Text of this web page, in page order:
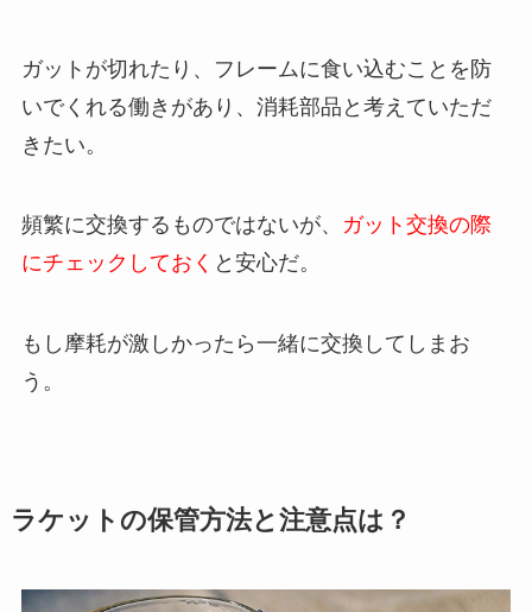
ガットが切れたり、フレームに食い込むことを防
いでくれる働きがあり、消耗部品と考えていただ
きたい。
頻繁に交換するものではないが、
ガット交換の際
にチェックしておく と安心だ。
もし摩耗が激しかったら一緒に交換してしまお
う。
ラケットの保管方法と注意点は？